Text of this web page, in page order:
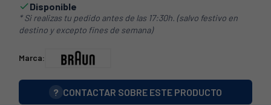
Disponible
* Si realizas tu pedido antes de las 17:30h. (salvo festivo en
destino y excepto fines de semana)
Marca:
? CONTACTAR SOBRE ESTE PRODUCTO